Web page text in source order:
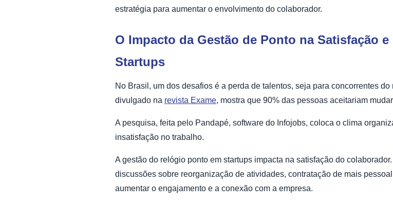
estratégia para aumentar o envolvimento do colaborador.
O Impacto da Gestão de Ponto na Satisfação
Startups
No Brasil, um dos desafios é a perda de talentos, seja para concorrentes
divulgado na revista Exame, mostra que 90% das pessoas aceitariam
A pesquisa, feita pelo Pandapé, software do Infojobs, coloca o clima
insatisfação no trabalho.
A gestão do relógio ponto em startups impacta na satisfação do
discussões sobre reorganização de atividades, contratação de mais
aumentar o engajamento e a conexão com a empresa.